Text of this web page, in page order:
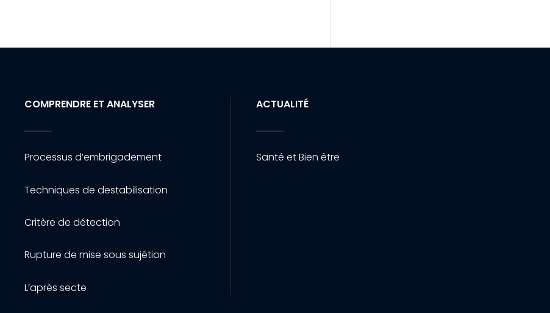
COMPRENDRE ET ANALYSER
Processus d’embrigadement
Techniques de destabilisation
Critère de détection
Rupture de mise sous sujétion
L’après secte
ACTUALITÉ
Santé et Bien être